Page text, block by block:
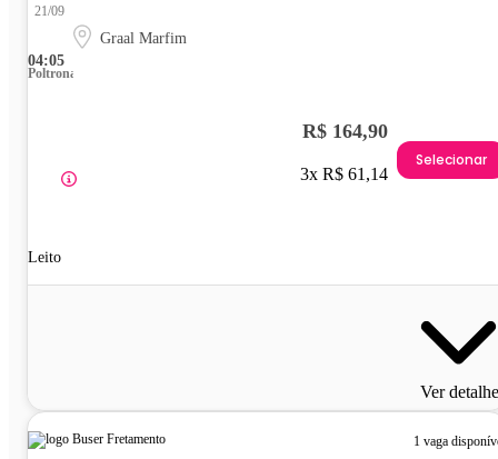
04:05
21/09
Graal Marfim
Poltrona
Leito
R$ 164,90
3x R$ 61,14
Selecionar
Ver
1 vaga